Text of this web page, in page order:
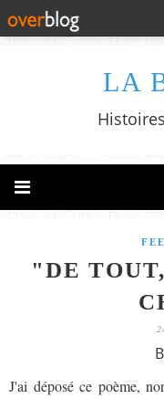
LA
"DE
J'ai déposé ce poème,